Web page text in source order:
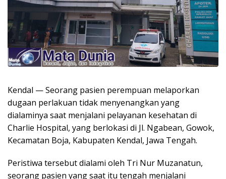
Kendal — Seorang pasien perempuan melaporkan
dugaan perlakuan tidak menyenangkan yang
dialaminya saat menjalani pelayanan kesehatan di
Charlie Hospital, yang berlokasi di Jl. Ngabean, Gowok,
Kecamatan Boja, Kabupaten Kendal, Jawa Tengah.
Peristiwa tersebut dialami oleh Tri Nur Muzanatun,
seorang pasien yang saat itu tengah menjalani